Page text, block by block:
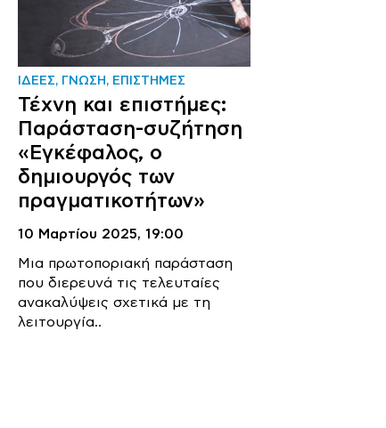
ΙΔΕΕΣ, ΓΝΩΣΗ, ΕΠΙΣΤΗΜΕΣ
Τέχνη και επιστήμες:
Παράσταση-συζήτηση
«Εγκέφαλος, ο
δημιουργός των
πραγματικοτήτων»
10 Μαρτίου 2025, 19:00
Μια πρωτοποριακή παράσταση
που διερευνά τις τελευταίες
ανακαλύψεις σχετικά με τη
λειτουργία..